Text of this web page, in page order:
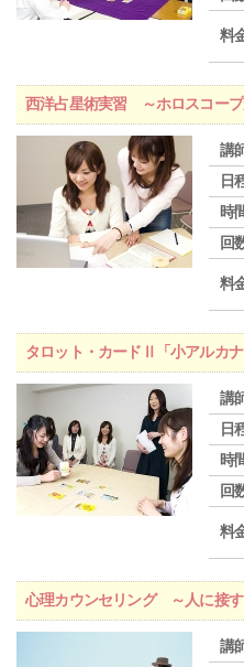
料
西洋占星術実習 ～ホロスコー
講
日
時
回
料
タロット・カードⅡ「小アルカ
講
日
時
回
料
心理カウンセリング ～人に接
講